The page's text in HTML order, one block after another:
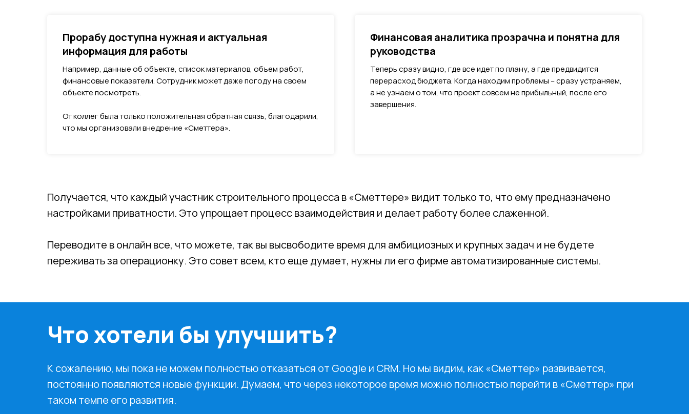
Прорабу доступна нужная и актуальная
информация для работы
Например, данные об объекте, список материалов, объем работ,
финансовые показатели. Сотрудник может даже погоду на своем
объекте посмотреть.
От коллег была только положительная обратная связь, благодарили,
что мы организовали внедрение «Сметтера».
Финансовая аналитика прозрачна и понятна для
руководства
Теперь сразу видно, где все идет по плану, а где предвидится
перерасход бюджета. Когда находим проблемы – сразу устраняем,
а не узнаем о том, что проект совсем не прибыльный, после его
завершения.
Получается, что каждый участник строительного процесса в «Сметтере» видит только то, что ему предназначено
настройками приватности. Это упрощает процесс взаимодействия и делает работу более слаженной.
Переводите в онлайн все, что можете, так вы высвободите время для амбициозных и крупных задач и не будете
переживать за операционку. Это совет всем, кто еще думает, нужны ли его фирме автоматизированные системы.
Что хотели бы улучшить?
К сожалению, мы пока не можем полностью отказаться от Google и CRM. Но мы видим, как «Сметтер» развивается,
постоянно появляются новые функции. Думаем, что через некоторое время можно полностью перейти в «Сметтер» при
таком темпе его развития.